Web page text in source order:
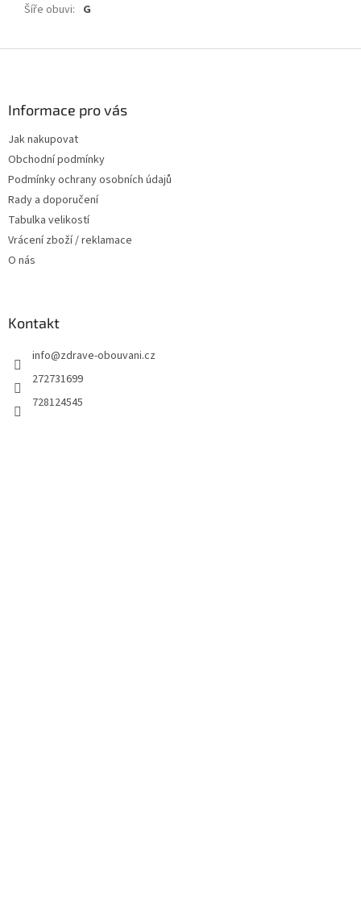
Šíře obuvi: G
Informace pro vás
Jak nakupovat
Obchodní podmínky
Podmínky ochrany osobních údajů
Rady a doporučení
Tabulka velikostí
Vrácení zboží / reklamace
O nás
Kontakt
info@zdrave-obouvani.cz
272731699
728124545